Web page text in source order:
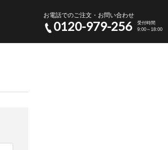
お電話でのご注文・お問い合わせ
0120-979-256
受付時間
9:00～18:00